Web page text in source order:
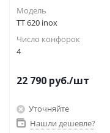
Модель
TT 620 inox
Число конфорок
4
22 790 руб./шт
Уточняйте
Нашли дешевле?